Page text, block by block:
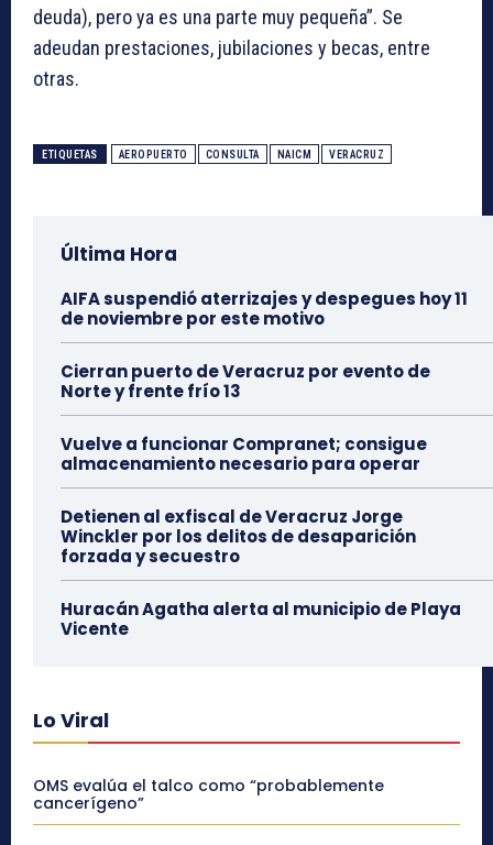
deuda), pero ya es una parte muy pequeña”. Se
adeudan prestaciones, jubilaciones y becas, entre
otras.
ETIQUETAS AEROPUERTO CONSULTA NAICM VERACRUZ
Última Hora
AIFA suspendió aterrizajes y despegues hoy 11
de noviembre por este motivo
Cierran puerto de Veracruz por evento de
Norte y frente frío 13
Vuelve a funcionar Compranet; consigue
almacenamiento necesario para operar
Detienen al exfiscal de Veracruz Jorge
Winckler por los delitos de desaparición
forzada y secuestro
Huracán Agatha alerta al municipio de Playa
Vicente
Lo Viral
OMS evalúa el talco como “probablemente
cancerígeno”